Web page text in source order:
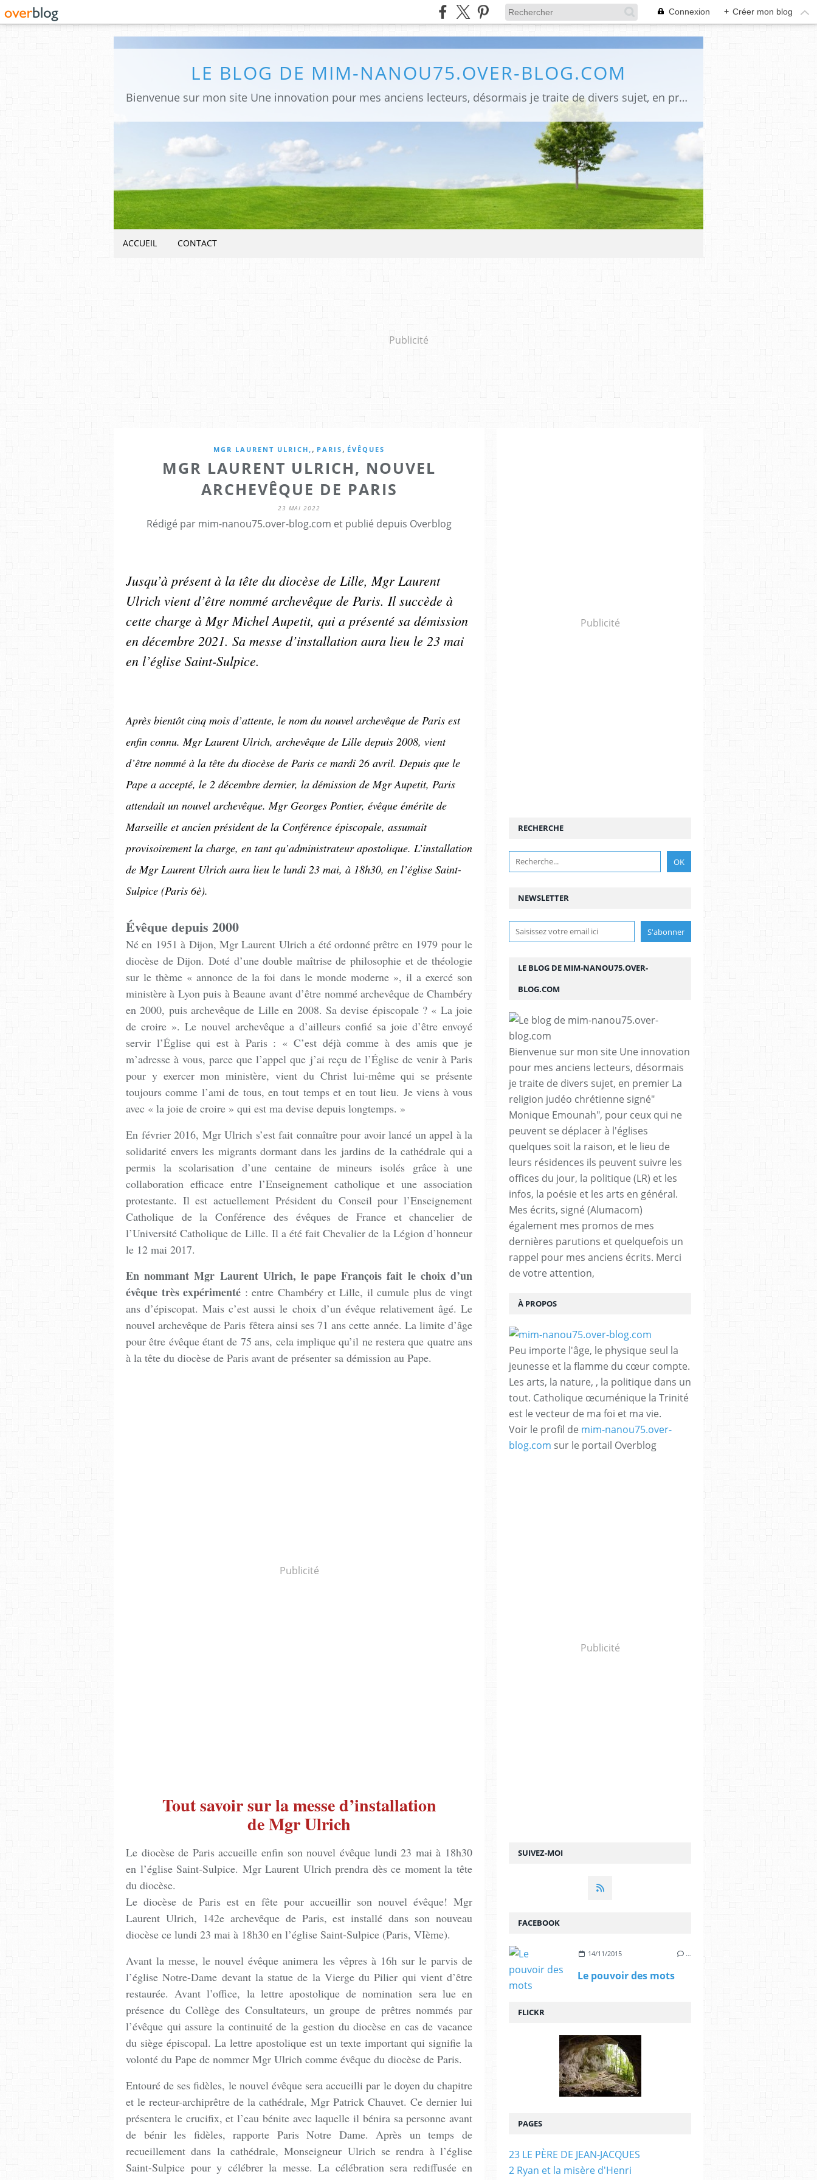
Connexion + Créer mon blog
LE BLOG DE MIM-NANOU75.OVER-BLOG.COM
Bienvenue sur mon site Une innovation pour mes anciens lecteurs, désormais je traite de divers sujet, en premier La religion judéo chrétienne signé" Monique Emounah", pour ceux qui ne peuvent se déplacer à l'églises quelques soit la raison, et le lieu de leurs résidences ils peuvent suivre les offices du jour, la politique (LR) et les infos, la poésie et les arts en général. Mes écrits, signé (Alumacom) également mes promos de mes dernières parutions et quelquefois un rappel pour mes anciens écrits. Merci de votre attention,
ACCUEIL CONTACT
Publicité
MGR LAURENT ULRICH, , PARIS , ÉVÊQUES
MGR LAURENT ULRICH, NOUVEL
ARCHEVÊQUE DE PARIS
23 MAI 2022
Rédigé par mim-nanou75.over-blog.com et publié depuis Overblog
Jusqu’à présent à la tête du diocèse de Lille, Mgr Laurent
Ulrich vient d’être nommé archevêque de Paris. Il succède à
cette charge à Mgr Michel Aupetit, qui a présenté sa démission
en décembre 2021. Sa messe d’installation aura lieu le 23 mai
en l’église Saint-Sulpice.
Après bientôt cinq mois d’attente, le nom du nouvel archevêque de Paris est
enfin connu. Mgr Laurent Ulrich, archevêque de Lille depuis 2008, vient
d’être nommé à la tête du diocèse de Paris ce mardi 26 avril. Depuis que le
Pape a accepté, le 2 décembre dernier, la démission de Mgr Aupetit, Paris
attendait un nouvel archevêque. Mgr Georges Pontier, évêque émérite de
Marseille et ancien président de la Conférence épiscopale, assumait
provisoirement la charge, en tant qu’administrateur apostolique. L’installation
de Mgr Laurent Ulrich aura lieu le lundi 23 mai, à 18h30, en l’église Saint-
Sulpice (Paris 6è).
Évêque depuis 2000
Né en 1951 à Dijon, Mgr Laurent Ulrich a été ordonné prêtre en 1979 pour le
diocèse de Dijon. Doté d’une double maîtrise de philosophie et de théologie
sur le thème « annonce de la foi dans le monde moderne », il a exercé son
ministère à Lyon puis à Beaune avant d’être nommé archevêque de Chambéry
en 2000, puis archevêque de Lille en 2008. Sa devise épiscopale ? « La joie
de croire ». Le nouvel archevêque a d’ailleurs confié sa joie d’être envoyé
servir l’Église qui est à Paris : « C’est déjà comme à des amis que je
m’adresse à vous, parce que l’appel que j’ai reçu de l’Église de venir à Paris
pour y exercer mon ministère, vient du Christ lui-même qui se présente
toujours comme l’ami de tous, en tout temps et en tout lieu. Je viens à vous
avec « la joie de croire » qui est ma devise depuis longtemps. »
En février 2016, Mgr Ulrich s’est fait connaître pour avoir lancé un appel à la
solidarité envers les migrants dormant dans les jardins de la cathédrale qui a
permis la scolarisation d’une centaine de mineurs isolés grâce à une
collaboration efficace entre l’Enseignement catholique et une association
protestante. Il est actuellement Président du Conseil pour l’Enseignement
Catholique de la Conférence des évêques de France et chancelier de
l’Université Catholique de Lille. Il a été fait Chevalier de la Légion d’honneur
le 12 mai 2017.
En nommant Mgr Laurent Ulrich, le pape François fait le choix d’un
évêque très expérimenté : entre Chambéry et Lille, il cumule plus de vingt
ans d’épiscopat. Mais c’est aussi le choix d’un évêque relativement âgé. Le
nouvel archevêque de Paris fêtera ainsi ses 71 ans cette année. La limite d’âge
pour être évêque étant de 75 ans, cela implique qu’il ne restera que quatre ans
à la tête du diocèse de Paris avant de présenter sa démission au Pape.
Publicité
Tout savoir sur la messe d’installation
de Mgr Ulrich
Le diocèse de Paris accueille enfin son nouvel évêque lundi 23 mai à 18h30
en l’église Saint-Sulpice. Mgr Laurent Ulrich prendra dès ce moment la tête
du diocèse.
Le diocèse de Paris est en fête pour accueillir son nouvel évêque! Mgr
Laurent Ulrich, 142e archevêque de Paris, est installé dans son nouveau
diocèse ce lundi 23 mai à 18h30 en l’église Saint-Sulpice (Paris, VIème).
Avant la messe, le nouvel évêque animera les vêpres à 16h sur le parvis de
l’église Notre-Dame devant la statue de la Vierge du Pilier qui vient d’être
restaurée. Avant l’office, la lettre apostolique de nomination sera lue en
présence du Collège des Consultateurs, un groupe de prêtres nommés par
l’évêque qui assure la continuité de la gestion du diocèse en cas de vacance
du siège épiscopal. La lettre apostolique est un texte important qui signifie la
volonté du Pape de nommer Mgr Ulrich comme évêque du diocèse de Paris.
Entouré de ses fidèles, le nouvel évêque sera accueilli par le doyen du chapitre
et le recteur-archiprêtre de la cathédrale, Mgr Patrick Chauvet. Ce dernier lui
présentera le crucifix, et l’eau bénite avec laquelle il bénira sa personne avant
de bénir les fidèles, rapporte Paris Notre Dame. Après un temps de
recueillement dans la cathédrale, Monseigneur Ulrich se rendra à l’église
Saint-Sulpice pour y célébrer la messe. La célébration sera rediffusée en
Publicité
NEWSLETTER
SUIVEZ-MOI
RECHERCHE
LE BLOG DE MIM-NANOU75.OVER-
BLOG.COM
Bienvenue sur mon site Une innovation
pour mes anciens lecteurs, désormais
je traite de divers sujet, en premier La
religion judéo chrétienne signé"
Monique Emounah", pour ceux qui ne
peuvent se déplacer à l'églises
quelques soit la raison, et le lieu de
leurs résidences ils peuvent suivre les
offices du jour, la politique (LR) et les
infos, la poésie et les arts en général.
Mes écrits, signé (Alumacom)
également mes promos de mes
dernières parutions et quelquefois un
rappel pour mes anciens écrits. Merci
de votre attention,
À PROPOS
Peu importe l'âge, le physique seul la
jeunesse et la flamme du cœur compte.
Les arts, la nature, , la politique dans un
tout. Catholique œcuménique la Trinité
est le vecteur de ma foi et ma vie.
Voir le profil de mim-nanou75.over-
blog.com sur le portail Overblog
Publicité
FACEBOOK
14/11/2015 …
Le pouvoir des mots
FLICKR
PAGES
23 LE PÈRE DE JEAN-JACQUES
2 Ryan et la misère d'Henri